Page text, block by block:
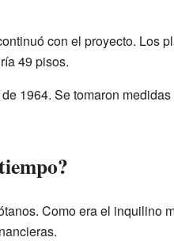
con el proyecto. Los
49 pisos.
1964. Se tomaron
Como era el inquilino